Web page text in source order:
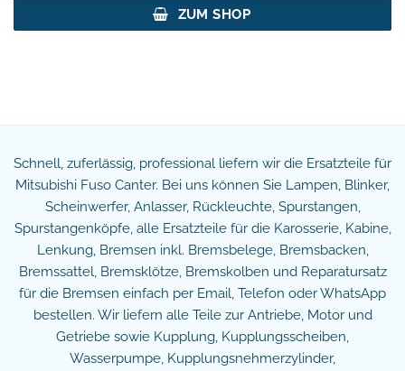
ZUM SHOP
Schnell, zuferlässig, professional liefern wir die Ersatzteile für
Mitsubishi Fuso Canter. Bei uns können Sie Lampen, Blinker,
Scheinwerfer, Anlasser, Rückleuchte, Spurstangen,
Spurstangenköpfe, alle Ersatzteile für die Karosserie, Kabine,
Lenkung, Bremsen inkl. Bremsbelege, Bremsbacken,
Bremssattel, Bremsklötze, Bremskolben und Reparatursatz
für die Bremsen einfach per Email, Telefon oder WhatsApp
bestellen. Wir liefern alle Teile zur Antriebe, Motor und
Getriebe sowie Kupplung, Kupplungsscheiben,
Wasserpumpe, Kupplungsnehmerzylinder,